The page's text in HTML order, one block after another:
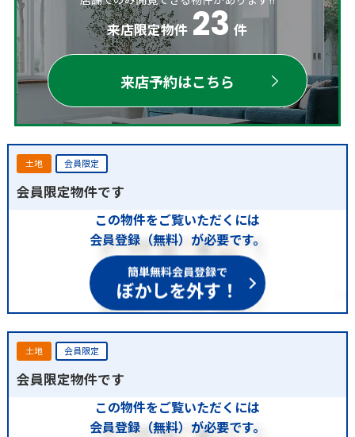
来店限定物件 23 件
来店予約はこちら
土地 会員限定
会員限定物件です
この物件をご覧いただくには
会員登録（無料）が必要です。
簡単無料会員登録で
ぼかしを外す！
土地 会員限定
会員限定物件です
この物件をご覧いただくには
会員登録（無料）が必要です。